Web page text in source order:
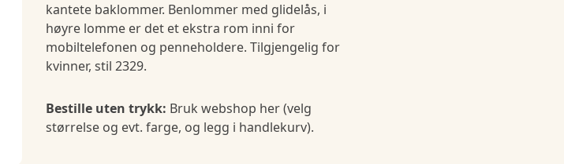
kantete baklommer. Benlommer med glidelås, i
høyre lomme er det et ekstra rom inni for
mobiltelefonen og penneholdere. Tilgjengelig for
kvinner, stil 2329.
Bestille uten trykk: Bruk webshop her (velg
størrelse og evt. farge, og legg i handlekurv).